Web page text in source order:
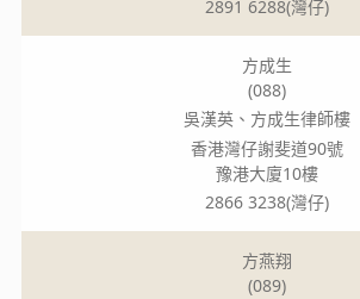
2891 6288(灣仔)
方成生
(088)
吳漢英、方成生律師樓
香港灣仔謝斐道90號
豫港大廈10樓
2866 3238(灣仔)
方燕翔
(089)